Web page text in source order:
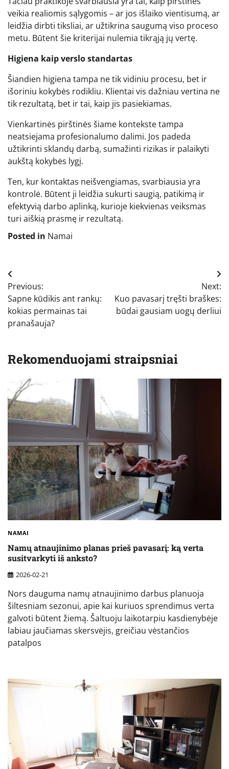
veikia realiomis sąlygomis – ar jos išlaiko vientisumą, ar
leidžia dirbti tiksliai, ar užtikrina saugumą viso proceso
metu. Būtent šie kriterijai nulemia tikrąją jų vertę.
Higiena kaip verslo standartas
Šiandien higiena tampa ne tik vidiniu procesu, bet ir
išoriniu kokybės rodikliu. Klientai vis dažniau vertina ne
tik rezultatą, bet ir tai, kaip jis pasiekiamas.
Vienkartinės pirštinės šiame kontekste tampa
neatsiejama profesionalumo dalimi. Jos padeda
užtikrinti sklandų darbą, sumažinti rizikas ir palaikyti
aukštą kokybės lygį.
Ten, kur kontaktas neišvengiamas, svarbiausia yra
kontrolė. Būtent ji leidžia sukurti saugią, patikimą ir
efektyvią darbo aplinką, kurioje kiekvienas veiksmas
turi aiškią prasmę ir rezultatą.
Posted in Namai
Navigacija
tarp
įrašų
Previous:
Sapne kūdikis ant rankų:
kokias permainas tai
pranašauja?
Next:
Kuo pavasarį tręšti braškes:
būdai gausiam uogų derliui
Rekomenduojami straipsniai
NAMAI
Namų atnaujinimo planas prieš pavasarį: ką verta
susitvarkyti iš anksto?
2026-02-21
Nors dauguma namų atnaujinimo darbus planuoja
šiltesniam sezonui, apie kai kuriuos sprendimus verta
galvoti būtent žiemą. Šaltuoju laikotarpiu kasdienybėje
labiau jaučiamas skersvėjis, greičiau vėstančios
patalpos